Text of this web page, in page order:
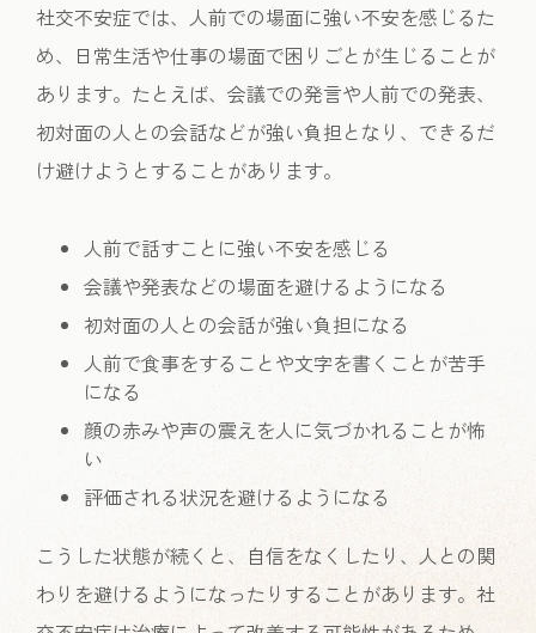
社交不安症では、人前での場面に強い不安を感じるた
め、日常生活や仕事の場面で困りごとが生じることが
あります。たとえば、会議での発言や人前での発表、
初対面の人との会話などが強い負担となり、できるだ
け避けようとすることがあります。
人前で話すことに強い不安を感じる
会議や発表などの場面を避けるようになる
初対面の人との会話が強い負担になる
人前で食事をすることや文字を書くことが苦手
になる
顔の赤みや声の震えを人に気づかれることが怖
い
評価される状況を避けるようになる
こうした状態が続くと、自信をなくしたり、人との関
わりを避けるようになったりすることがあります。社